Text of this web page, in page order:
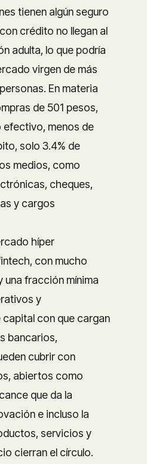
tienen algún seguro
crédito no llegan al
adulta, lo que podría
virgen de más
En materia
de 501 pesos,
efectivo, menos de
solo 3.4% de
medios, como
cheques,
y cargos
híper
con mucho
una fracción mínima
y
con que cargan
bancarios,
cubrir con
abiertos como
que da la
e incluso la
servicios y
cierran el círculo.